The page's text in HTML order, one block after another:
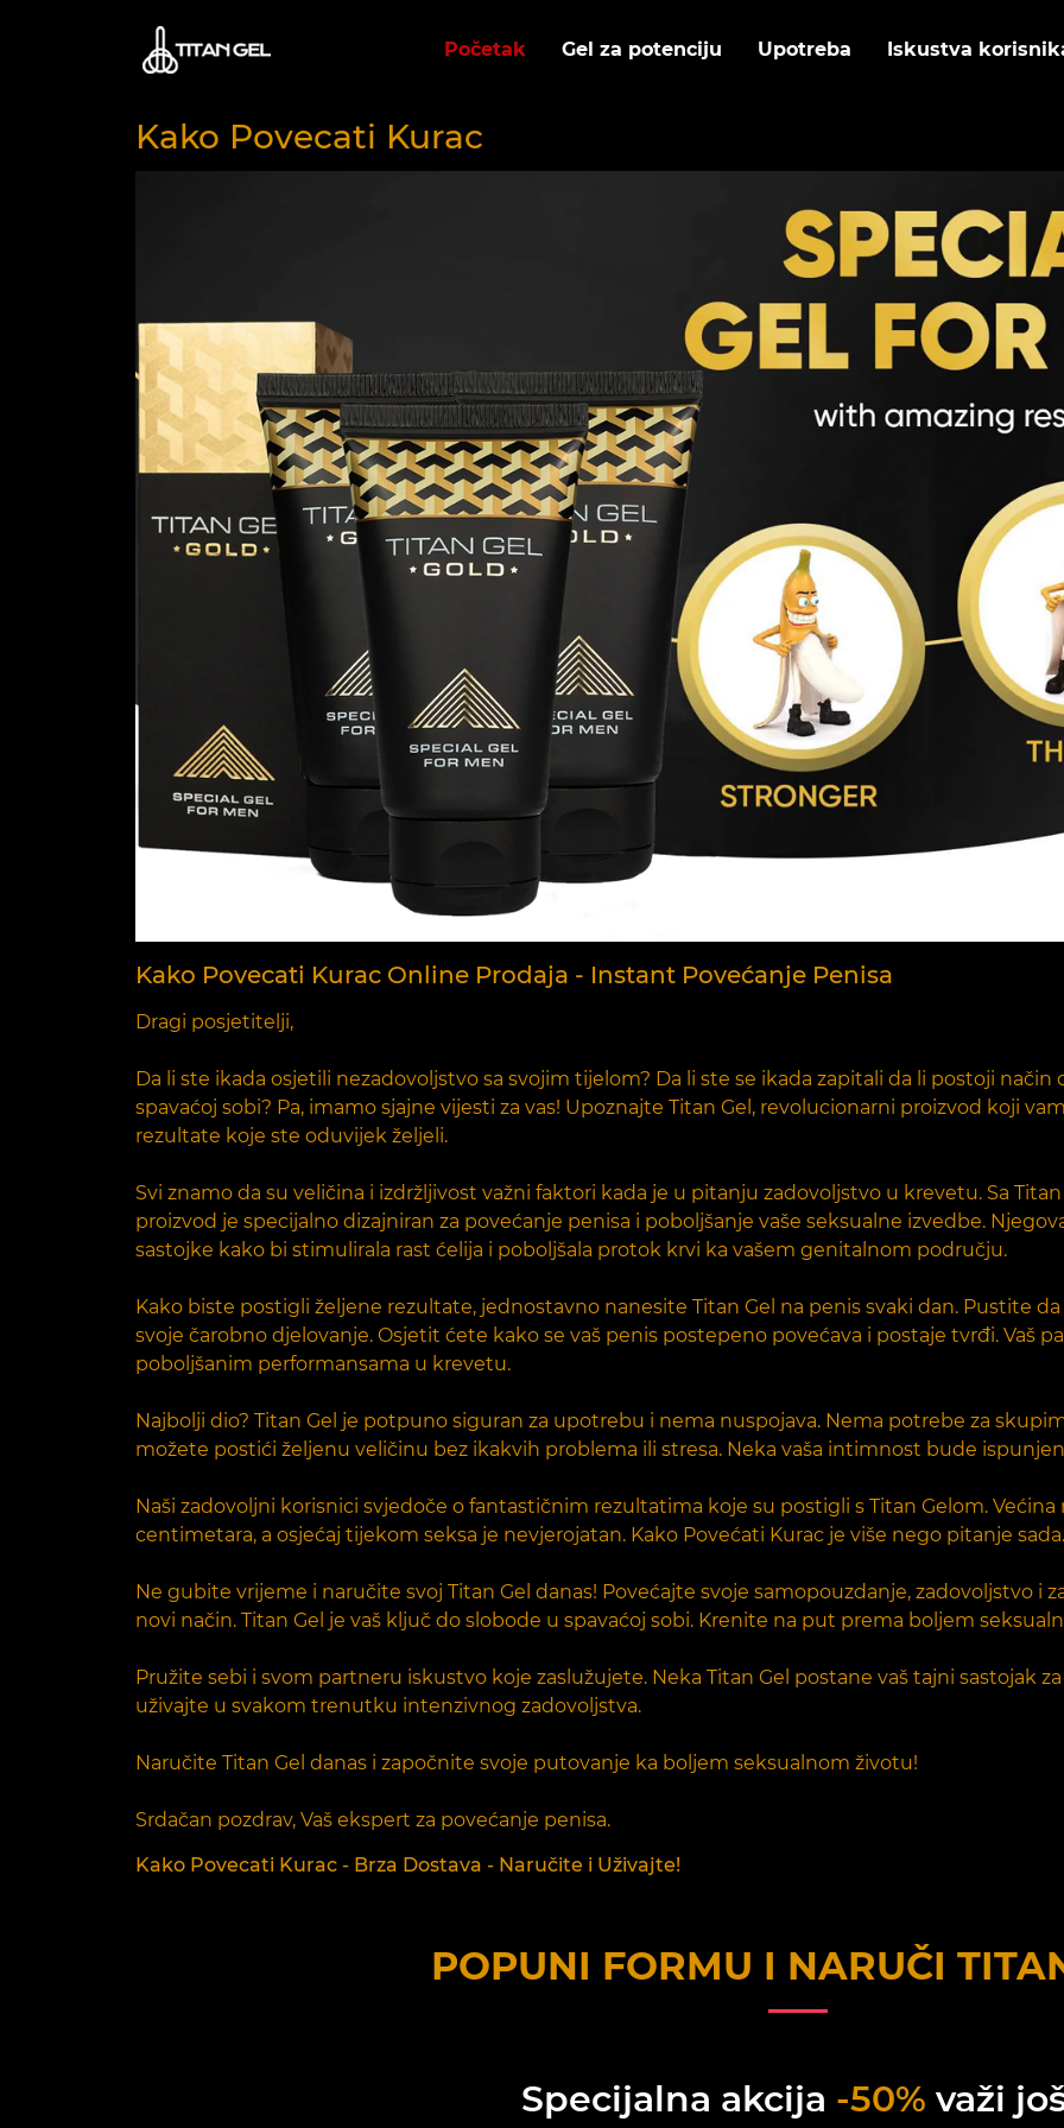
Početak Gel za potenciju Upotreba Iskustva
Kako Povecati Kurac
Kako Povecati Kurac Online Prodaja - Instant Povećanje Penisa
Dragi posjetitelji,
Da li ste ikada osjetili nezadovoljstvo sa svojim tijelom? Da li ste se ikada zapitali da li postoji
spavaćoj sobi? Pa, imamo sjajne vijesti za vas! Upoznajte Titan Gel, revolucionarni proizvod koji
rezultate koje ste oduvijek željeli.
Svi znamo da su veličina i izdržljivost važni faktori kada je u pitanju zadovoljstvo u krevetu. Sa
proizvod je specijalno dizajniran za povećanje penisa i poboljšanje vaše seksualne izvedbe.
sastojke kako bi stimulirala rast ćelija i poboljšala protok krvi ka vašem genitalnom području.
Kako biste postigli željene rezultate, jednostavno nanesite Titan Gel na penis svaki dan. Pustite
svoje čarobno djelovanje. Osjetit ćete kako se vaš penis postepeno povećava i postaje tvrđi. Vaš
poboljšanim performansama u krevetu.
Najbolji dio? Titan Gel je potpuno siguran za upotrebu i nema nuspojava. Nema potrebe za
možete postići željenu veličinu bez ikakvih problema ili stresa. Neka vaša intimnost bude
Naši zadovoljni korisnici svjedoče o fantastičnim rezultatima koje su postigli s Titan Gelom.
centimetara, a osjećaj tijekom seksa je nevjerojatan. Kako Povećati Kurac je više nego pitanje
Ne gubite vrijeme i naručite svoj Titan Gel danas! Povećajte svoje samopouzdanje, zadovoljstvo i
novi način. Titan Gel je vaš ključ do slobode u spavaćoj sobi. Krenite na put prema boljem
Pružite sebi i svom partneru iskustvo koje zaslužujete. Neka Titan Gel postane vaš tajni sastojak
uživajte u svakom trenutku intenzivnog zadovoljstva.
Naručite Titan Gel danas i započnite svoje putovanje ka boljem seksualnom životu!
Srdačan pozdrav, Vaš ekspert za povećanje penisa.
Kako Povecati Kurac - Brza Dostava - Naručite i Uživajte!
POPUNI FORMU I NARUČI
Specijalna akcija -50% važi